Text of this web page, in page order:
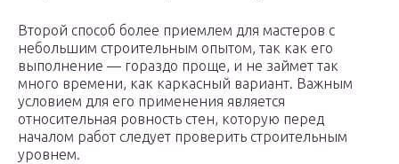
Второй способ более приемлем для мастеров с
небольшим строительным опытом, так как его
выполнение — гораздо проще, и не займет так
много времени, как каркасный вариант. Важным
условием для его применения является
относительная ровность стен, которую перед
началом работ следует проверить строительным
уровнем.